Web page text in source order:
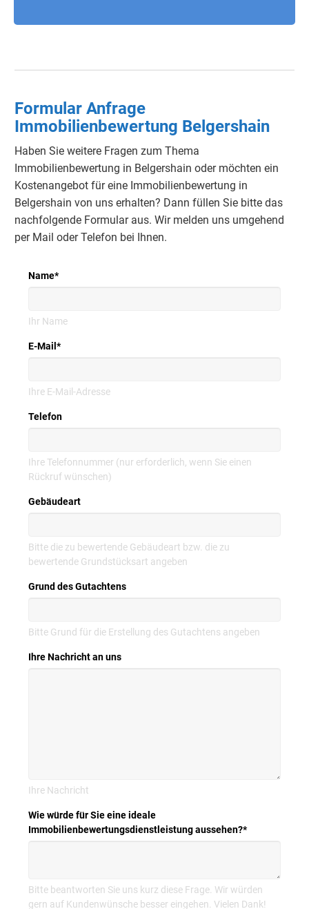
Formular Anfrage
Immobilienbewertung Belgershain
Haben Sie weitere Fragen zum Thema
Immobilienbewertung in Belgershain oder möchten ein
Kostenangebot für eine Immobilienbewertung in
Belgershain von uns erhalten? Dann füllen Sie bitte das
nachfolgende Formular aus. Wir melden uns umgehend
per Mail oder Telefon bei Ihnen.
Name*
Ihr Name
E-Mail *
Ihre E-Mail-Adresse
Telefon
Ihre Telefonnummer (nur erforderlich, wenn Sie einen
Rückruf wünschen)
Gebäudeart
Bitte die zu bewertende Gebäudeart bzw. die zu
bewertende Grundstücksart angeben
Grund des Gutachtens
Bitte Grund für die Erstellung des Gutachtens angeben
Ihre Nachricht an uns
Ihre Nachricht
Wie würde für Sie eine ideale
Immobilienbewertungsdienstleistung aussehen?*
Bitte beantworten Sie uns kurz diese Frage. Wir würden
gern auf Kundenwünsche besser eingehen. Vielen Dank!